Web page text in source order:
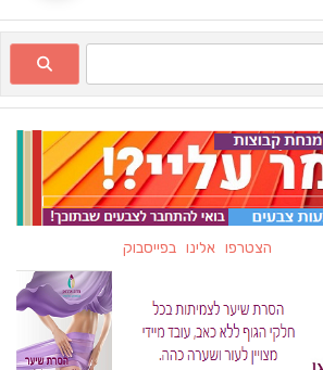
הצטרפו אלינו בפייסבוק